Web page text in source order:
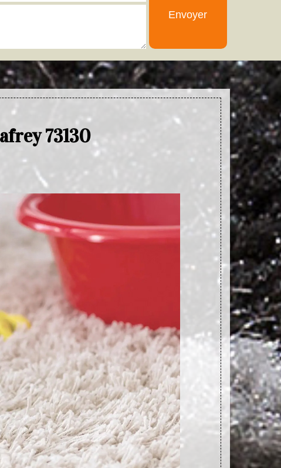
73130